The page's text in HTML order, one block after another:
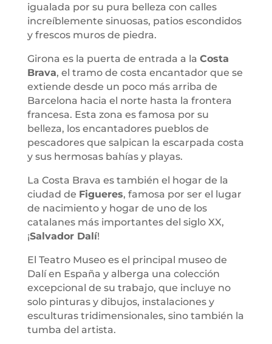
igualada por su pura belleza con calles
increíblemente sinuosas, patios escondidos
y frescos muros de piedra.
Girona es la puerta de entrada a la Costa
Brava, el tramo de costa encantador que se
extiende desde un poco más arriba de
Barcelona hacia el norte hasta la frontera
francesa. Esta zona es famosa por su
belleza, los encantadores pueblos de
pescadores que salpican la escarpada costa
y sus hermosas bahías y playas.
La Costa Brava es también el hogar de la
ciudad de Figueres, famosa por ser el lugar
de nacimiento y hogar de uno de los
catalanes más importantes del siglo XX,
¡Salvador Dalí!
El Teatro Museo es el principal museo de
Dalí en España y alberga una colección
excepcional de su trabajo, que incluye no
solo pinturas y dibujos, instalaciones y
esculturas tridimensionales, sino también la
tumba del artista.